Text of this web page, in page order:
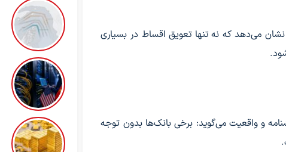
می‌دهد که نه تنها تعویق اقساط در بسیاری
و واقعیت می‌گوید: برخی بانک‌ها بدون توجه